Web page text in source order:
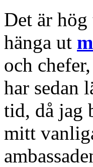
Det är
hänga ut
och chefer,
har sedan
tid, då jag
mitt